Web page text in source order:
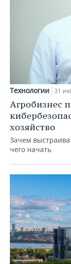
Технологии 31
Агробизнес
хозяйство
Зачем
чего начать